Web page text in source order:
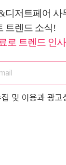
디저트페어
트렌드 소식!
로 트렌드 인
및 이용과 광